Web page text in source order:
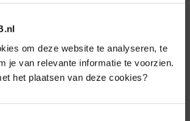
om deze website te analyseren, te
je van relevante informatie te voorzien.
het plaatsen van deze cookies?